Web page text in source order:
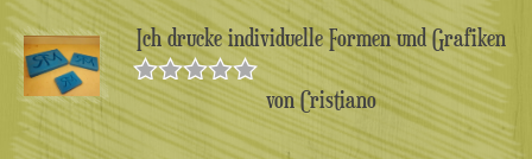
Ich drucke individuelle Formen und Grafiken
Bewertet
mit5 von 5
von Cristiano